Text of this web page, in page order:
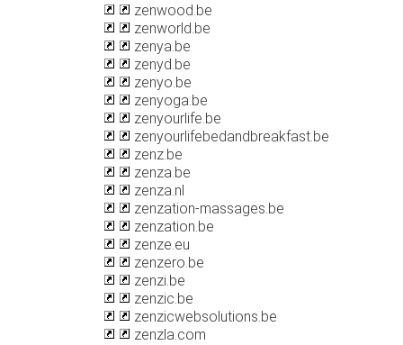
zenwood.be
zenworld.be
zenya.be
zenyd.be
zenyo.be
zenyoga.be
zenyourlife.be
zenyourlifebedandbreakfast.be
zenz.be
zenza.be
zenza.nl
zenzation-massages.be
zenzation.be
zenze.eu
zenzero.be
zenzi.be
zenzic.be
zenzicwebsolutions.be
zenzla.com